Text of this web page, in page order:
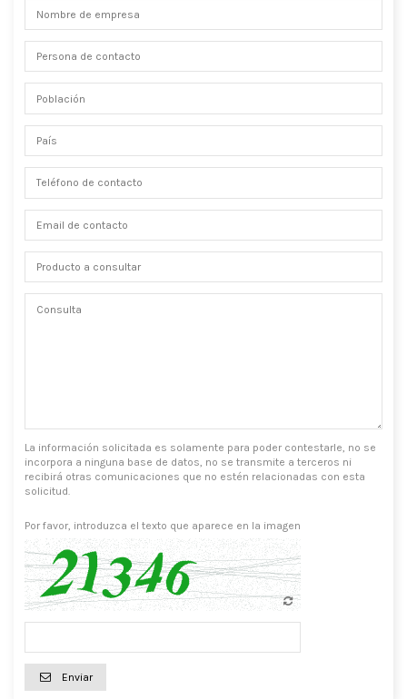
La información solicitada es solamente para poder contestarle, no se
incorpora a ninguna base de datos, no se transmite a terceros ni
recibirá otras comunicaciones que no estén relacionadas con esta
solicitud.
Por favor, introduzca el texto que aparece en la imagen
Enviar